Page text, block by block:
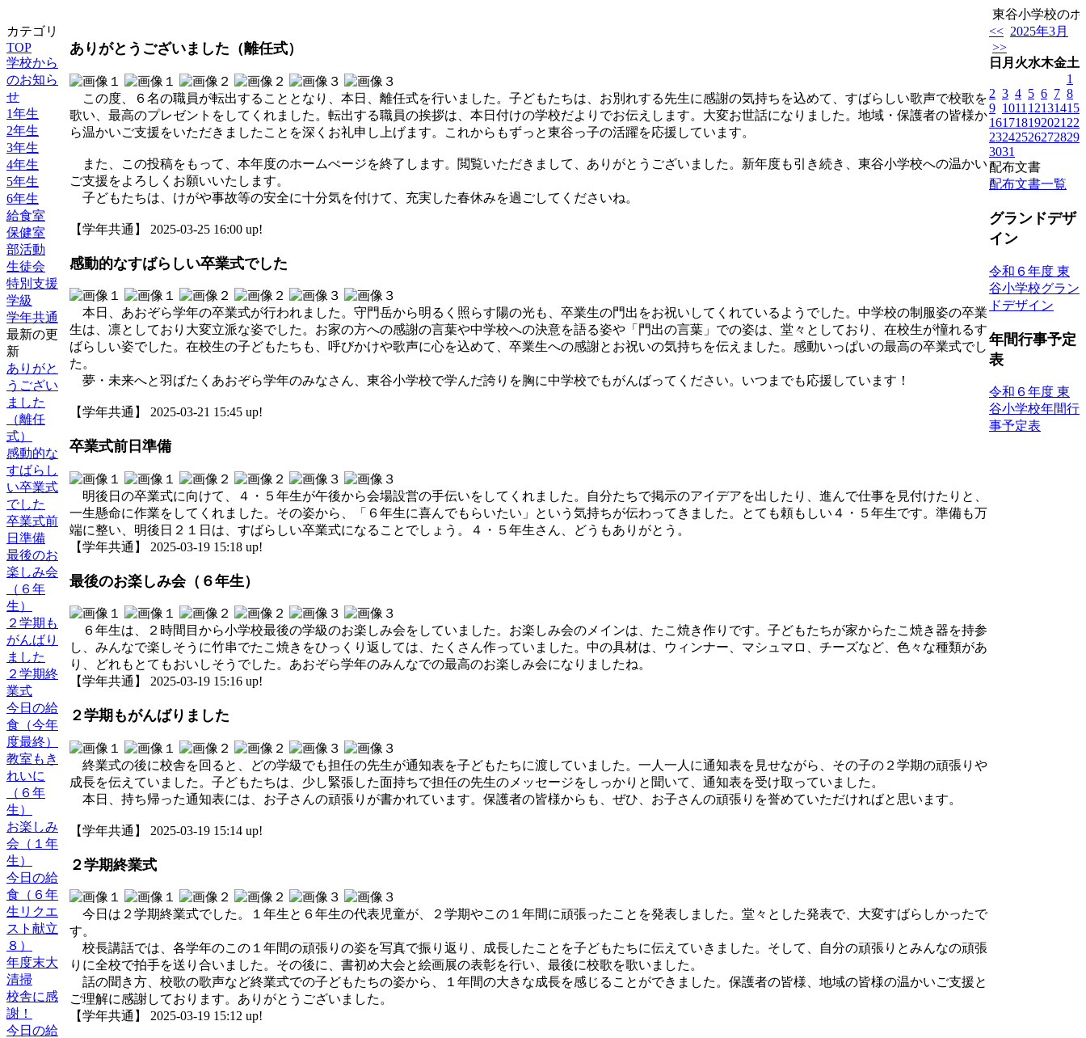
東谷小学校のホ
カテゴリ
TOP
学校から
のお知ら
せ
1年生
2年生
3年生
4年生
5年生
6年生
給食室
保健室
部活動
生徒会
特別支援
学級
学年共通
最新の更
新
ありがと
うござい
ました
（離任
式）
感動的な
すばらし
い卒業式
でした
卒業式前
日準備
最後のお
楽しみ会
（６年
生）
２学期も
がんばり
ました
２学期終
業式
今日の給
食（今年
度最終）
教室もき
れいに
（６年
生）
お楽しみ
会（１年
生）
今日の給
食（６年
生リクエ
スト献立
８）
年度末大
清掃
校舎に感
謝！
今日の給
ありがとうございました（離任式）
この度、６名の職員が転出することとなり、本日、離任式を行いました。子どもたちは、お別れする先生に感謝の気持ちを込めて、すばらしい歌声で校歌を
歌い、最高のプレゼントをしてくれました。転出する職員の挨拶は、本日付けの学校だよりでお伝えします。大変お世話になりました。地域・保護者の皆様か
ら温かいご支援をいただきましたことを深くお礼申し上げます。これからもずっと東谷っ子の活躍を応援しています。
また、この投稿をもって、本年度のホームぺージを終了します。閲覧いただきまして、ありがとうございました。新年度も引き続き、東谷小学校への温かい
ご支援をよろしくお願いいたします。
子どもたちは、けがや事故等の安全に十分気を付けて、充実した春休みを過ごしてくださいね。
【学年共通】 2025-03-25 16:00 up!
感動的なすばらしい卒業式でした
本日、あおぞら学年の卒業式が行われました。守門岳から明るく照らす陽の光も、卒業生の門出をお祝いしてくれているようでした。中学校の制服姿の卒業
生は、凛としており大変立派な姿でした。お家の方への感謝の言葉や中学校への決意を語る姿や「門出の言葉」での姿は、堂々としており、在校生が憧れるす
ばらしい姿でした。在校生の子どもたちも、呼びかけや歌声に心を込めて、卒業生への感謝とお祝いの気持ちを伝えました。感動いっぱいの最高の卒業式でし
た。
夢・未来へと羽ばたくあおぞら学年のみなさん、東谷小学校で学んだ誇りを胸に中学校でもがんばってください。いつまでも応援しています！
【学年共通】 2025-03-21 15:45 up!
卒業式前日準備
明後日の卒業式に向けて、４・５年生が午後から会場設営の手伝いをしてくれました。自分たちで掲示のアイデアを出したり、進んで仕事を見付けたりと、
一生懸命に作業をしてくれました。その姿から、「６年生に喜んでもらいたい」という気持ちが伝わってきました。とても頼もしい４・５年生です。準備も万
端に整い、明後日２１日は、すばらしい卒業式になることでしょう。４・５年生さん、どうもありがとう。
【学年共通】 2025-03-19 15:18 up!
最後のお楽しみ会（６年生）
６年生は、２時間目から小学校最後の学級のお楽しみ会をしていました。お楽しみ会のメインは、たこ焼き作りです。子どもたちが家からたこ焼き器を持参
し、みんなで楽しそうに竹串でたこ焼きをひっくり返しては、たくさん作っていました。中の具材は、ウィンナー、マシュマロ、チーズなど、色々な種類があ
り、どれもとてもおいしそうでした。あおぞら学年のみんなでの最高のお楽しみ会になりましたね。
【学年共通】 2025-03-19 15:16 up!
２学期もがんばりました
終業式の後に校舎を回ると、どの学級でも担任の先生が通知表を子どもたちに渡していました。一人一人に通知表を見せながら、その子の２学期の頑張りや
成長を伝えていました。子どもたちは、少し緊張した面持ちで担任の先生のメッセージをしっかりと聞いて、通知表を受け取っていました。
本日、持ち帰った通知表には、お子さんの頑張りが書かれています。保護者の皆様からも、ぜひ、お子さんの頑張りを誉めていただければと思います。
【学年共通】 2025-03-19 15:14 up!
２学期終業式
今日は２学期終業式でした。１年生と６年生の代表児童が、２学期やこの１年間に頑張ったことを発表しました。堂々とした発表で、大変すばらしかったで
す。
校長講話では、各学年のこの１年間の頑張りの姿を写真で振り返り、成長したことを子どもたちに伝えていきました。そして、自分の頑張りとみんなの頑張
りに全校で拍手を送り合いました。その後に、書初め大会と絵画展の表彰を行い、最後に校歌を歌いました。
話の聞き方、校歌の歌声など終業式での子どもたちの姿から、１年間の大きな成長を感じることができました。保護者の皆様、地域の皆様の温かいご支援と
ご理解に感謝しております。ありがとうございました。
【学年共通】 2025-03-19 15:12 up!
<< 2025年3月
>>
日 月 火水木金土
1
2 3 4 5 6 7 8
9 1011 12131415
161718192021 22
23242526272829
3031
配布文書
配布文書一覧
グランドデザ
イン
令和６年度 東
谷小学校グラン
ドデザイン
年間行事予定
表
令和６年度 東
谷小学校年間行
事予定表